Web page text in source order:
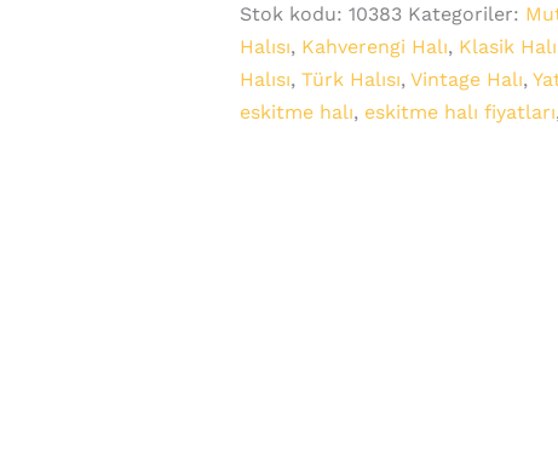
Stok kodu:10383 Kategoriler:
Halısı, Kahverengi Halı, Klasik Halı
Halısı,Türk Halısı,Vintage Halı,
eskitme halı, eskitme halı fiyatları,